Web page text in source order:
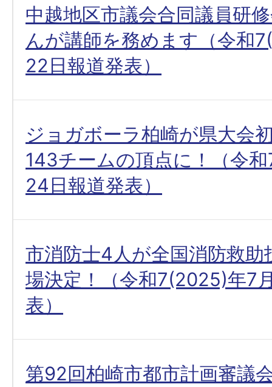
中越地区市議会合同議員研
んが講師を務めます（令和
22日報道発表）
ジョガボーラ柏崎が県大会
143チームの頂点に！（令
24日報道発表）
市消防士4人が全国消防救助
場決定！（令和7(2025)年7
表）
第92回柏崎市都市計画審議